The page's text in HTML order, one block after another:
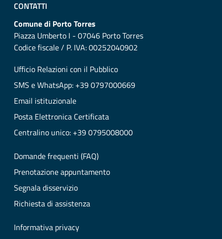
CONTATTI
Comune di Porto Torres
Piazza Umberto I - 07046 Porto Torres
Codice fiscale / P. IVA: 00252040902
Ufficio Relazioni con il Pubblico
SMS e WhatsApp: +39 0797000669
Email istituzionale
Posta Elettronica Certificata
Centralino unico: +39 0795008000
Domande frequenti (FAQ)
Prenotazione appuntamento
Segnala disservizio
Richiesta di assistenza
Informativa privacy